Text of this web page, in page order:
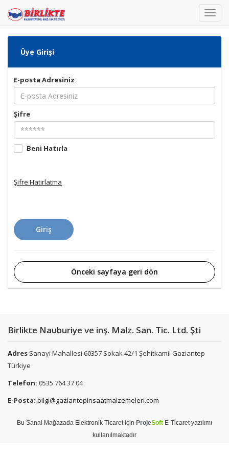
Üye Girişi
E-posta Adresiniz
Şifre
Beni Hatırla
Şifre Hatırlatma
Giriş
Önceki sayfaya geri dön
Birlikte Nauburiye ve inş. Malz. San. Tic. Ltd. Şti
Adres Sanayi Mahallesi 60357 Sokak 42/1 Şehitkamil Gaziantep
Türkiye
Telefon: 0535 764 37 04
E-Posta: bilgi@gaziantepinsaatmalzemeleri.com
Bu Sanal Mağazada Elektronik Ticaretiçin ProjeSoft E-Ticaretyazılımı
kullanılmaktadır